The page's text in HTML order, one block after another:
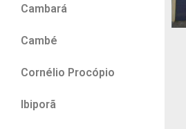
Cambará
Cambé
Cornélio Procópio
Ibiporã